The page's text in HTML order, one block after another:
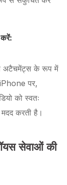
अटैचमेंट्स के रूप में
पर,
को स्वतः
करती है।
सेवाओं की